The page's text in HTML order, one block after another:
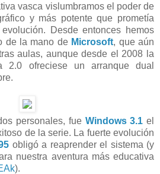
vasca vislumbramos el poder de
y más potente que prometía
Desde entonces hemos
de la mano de Microsoft, que aún
aulas, aunque desde el 2008 la
2.0 ofreciese un arranque dual
personales, fue Windows 3.1 el
de la serie. La fuerte evolución
obligó a reaprender el sistema (y
nuestra aventura más educativa
).